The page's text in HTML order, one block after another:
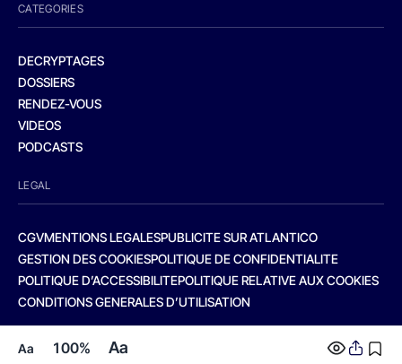
Aa 100% Aa
CATEGORIES
DECRYPTAGES
DOSSIERS
RENDEZ-VOUS
VIDEOS
PODCASTS
LEGAL
CGVMENTIONS LEGALESPUBLICITE SUR ATLANTICO
GESTION DES COOKIESPOLITIQUE DE CONFIDENTIALITE
POLITIQUE D’ACCESSIBILITEPOLITIQUE RELATIVE AUX COOKIES
CONDITIONS GENERALES D’UTILISATION